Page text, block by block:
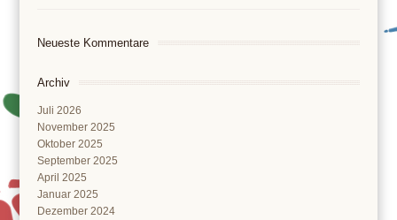
Neueste Kommentare
Archiv
Juli 2026
November 2025
Oktober 2025
September 2025
April 2025
Januar 2025
Dezember 2024